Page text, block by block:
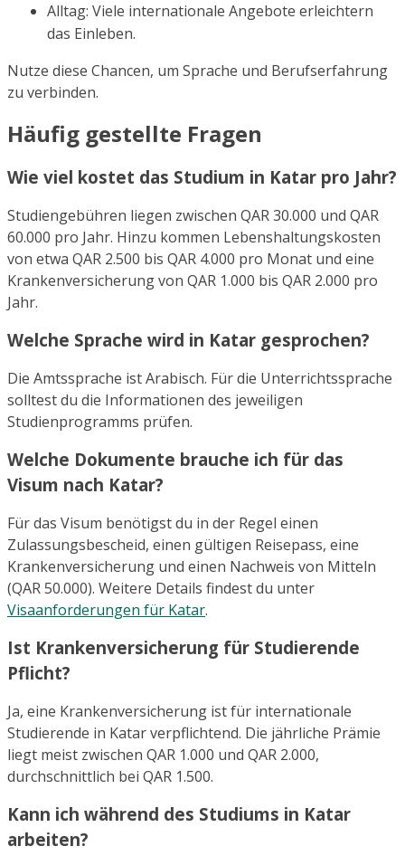
Alltag: Viele internationale Angebote erleichtern
das Einleben.
Nutze diese Chancen, um Sprache und Berufserfahrung
zu verbinden.
Häufig gestellte Fragen
Wie viel kostet das Studium in Katar pro Jahr?
Studiengebühren liegen zwischen QAR 30.000 und QAR
60.000 pro Jahr. Hinzu kommen Lebenshaltungskosten
von etwa QAR 2.500 bis QAR 4.000 pro Monat und eine
Krankenversicherung von QAR 1.000 bis QAR 2.000 pro
Jahr.
Welche Sprache wird in Katar gesprochen?
Die Amtssprache ist Arabisch. Für die Unterrichtssprache
solltest du die Informationen des jeweiligen
Studienprogramms prüfen.
Welche Dokumente brauche ich für das
Visum nach Katar?
Für das Visum benötigst du in der Regel einen
Zulassungsbescheid, einen gültigen Reisepass, eine
Krankenversicherung und einen Nachweis von Mitteln
(QAR 50.000). Weitere Details findest du unter
Visaanforderungen für Katar.
Ist Krankenversicherung für Studierende
Pflicht?
Ja, eine Krankenversicherung ist für internationale
Studierende in Katar verpflichtend. Die jährliche Prämie
liegt meist zwischen QAR 1.000 und QAR 2.000,
durchschnittlich bei QAR 1.500.
Kann ich während des Studiums in Katar
arbeiten?